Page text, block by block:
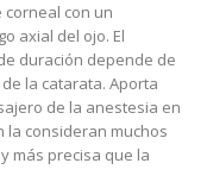
con un
axial del ojo. El
duración depende de
la catarata. Aporta
de la anestesia en
la consideran muchos
más precisa que la